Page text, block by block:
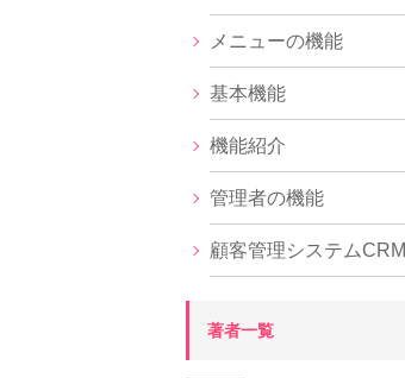
メニューの機能
基本機能
機能紹介
管理者の機能
顧客管理システムCRM
著者一覧